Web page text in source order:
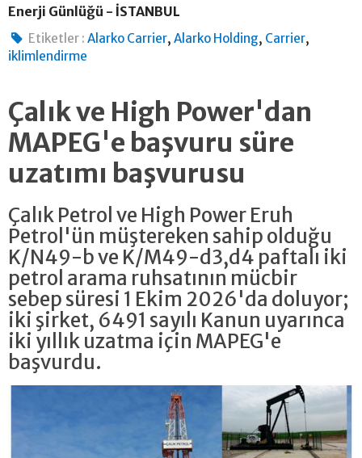
Enerji Günlüğü - İSTANBUL
Etiketler : Alarko Carrier,Alarko Holding, Carrier,
iklimlendirme
Çalık ve High Power'dan
MAPEG'e başvuru süre
uzatımı başvurusu
Çalık Petrol ve High Power Eruh
Petrol'ün müştereken sahip olduğu
K/N49-b ve K/M49-d3,d4 paftalı iki
petrol arama ruhsatının mücbir
sebep süresi 1 Ekim 2026'da doluyor;
iki şirket, 6491 sayılı Kanun uyarınca
iki yıllık uzatma için MAPEG'e
başvurdu.